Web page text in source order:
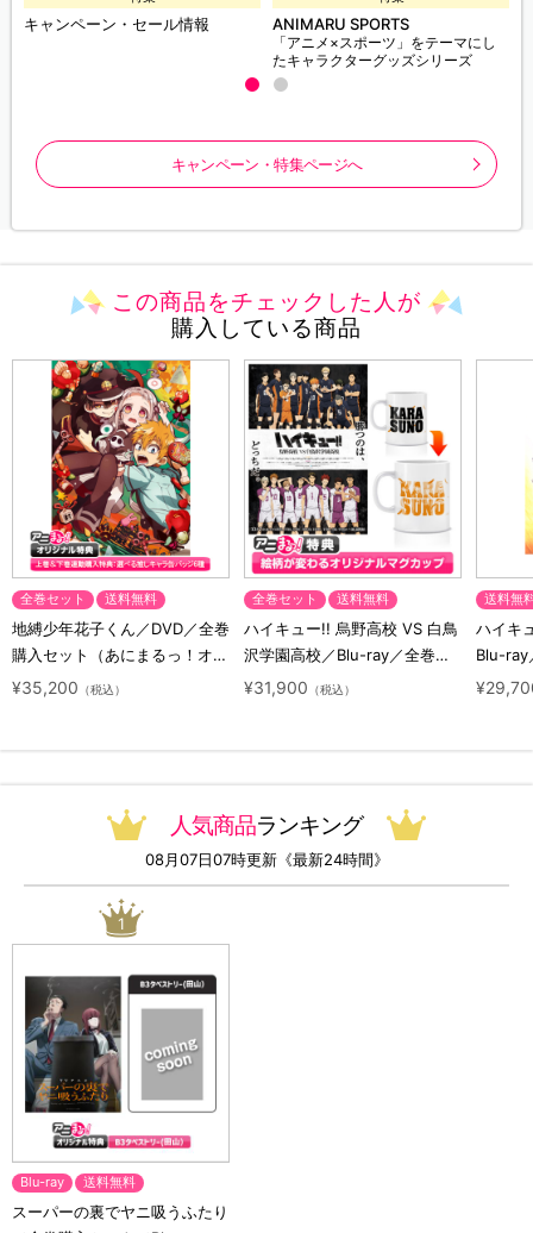
キャンペーン・セール情報 ANIMARU SPORTS
「アニメ×スポーツ」をテーマにし
たキャラクターグッズシリーズ
キャンペーン・特集ページへ
この商品をチェックした人が
購入している商品
全巻セット 送料無料
地縛少年花子くん／DVD／全巻
購入セット（あにまるっ！オリ
ジナル特典付き・送料無料）
¥35,200 （税込）
全巻セット 送料無料
ハイキュー!! 烏野高校 VS 白鳥
沢学園高校／Blu-ray／全巻セ
ット（初回生産限定・アニまる
¥31,900 （税込）
送料無
ハイキ
Blu-ray
ト（初
人気商品ランキング
08月07日07時更新《最新24時間》
1
Blu-ray 送料無料
スーパーの裏でヤニ吸うふたり